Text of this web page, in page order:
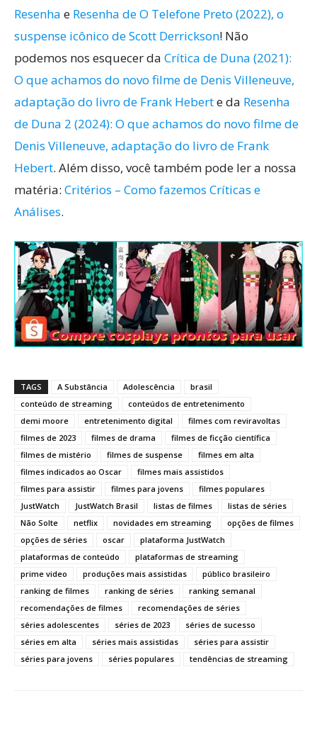
Resenha e Resenha de O Telefone Preto (2022), o
suspense icônico de Scott Derrickson! Não
podemos nos esquecer da Crítica de Duna (2021):
O que achamos do novo filme de Denis Villeneuve,
adaptação do livro de Frank Heberte da Resenha
de Duna 2 (2024): O que achamos do novo filme de
Denis Villeneuve, adaptação do livro de Frank
Hebert. Além disso, você também pode ler a nossa
matéria: Critérios – Como fazemos Críticas e
Análises.
TAGS A Substância Adolescência
brasil
conteúdo de streaming
conteúdos de entretenimento
demi moore
entretenimento digital
filmes com reviravoltas
filmes de 2023
filmes de drama
filmes de ficção científica
filmes de mistério
filmes de suspense
filmes em alta
filmes indicados ao Oscar
filmes mais assistidos
filmes para assistir
filmes para jovens
filmes populares
JustWatch
JustWatch Brasil listas de filmes
listas de séries
Não Solte
netflix novidades em streaming
opções de filmes
opções de séries
oscar
plataforma JustWatch
plataformas de conteúdo
plataformas de streaming
prime video
produções mais assistidas
público brasileiro
ranking de filmes
ranking de séries
ranking semanal
recomendações de filmes
recomendações de séries
séries adolescentes
séries de 2023
séries de sucesso
séries em alta
séries mais assistidas
séries para assistir
séries para jovens
séries populares tendências de streaming